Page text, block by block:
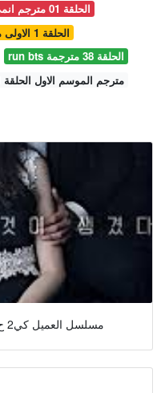
sakamoto desu ga الحلقة 01 مترجم انمي ليك
sakura quest الحلقة 1 الاولى مترجمة
run bts الحلقة 38 مترجمة
saenai heroine no sodatekata مترجم الموسم الاول الحلقة 1
The K2 مسلسل العميل كي2 ح12 حلقة 12 مترجم